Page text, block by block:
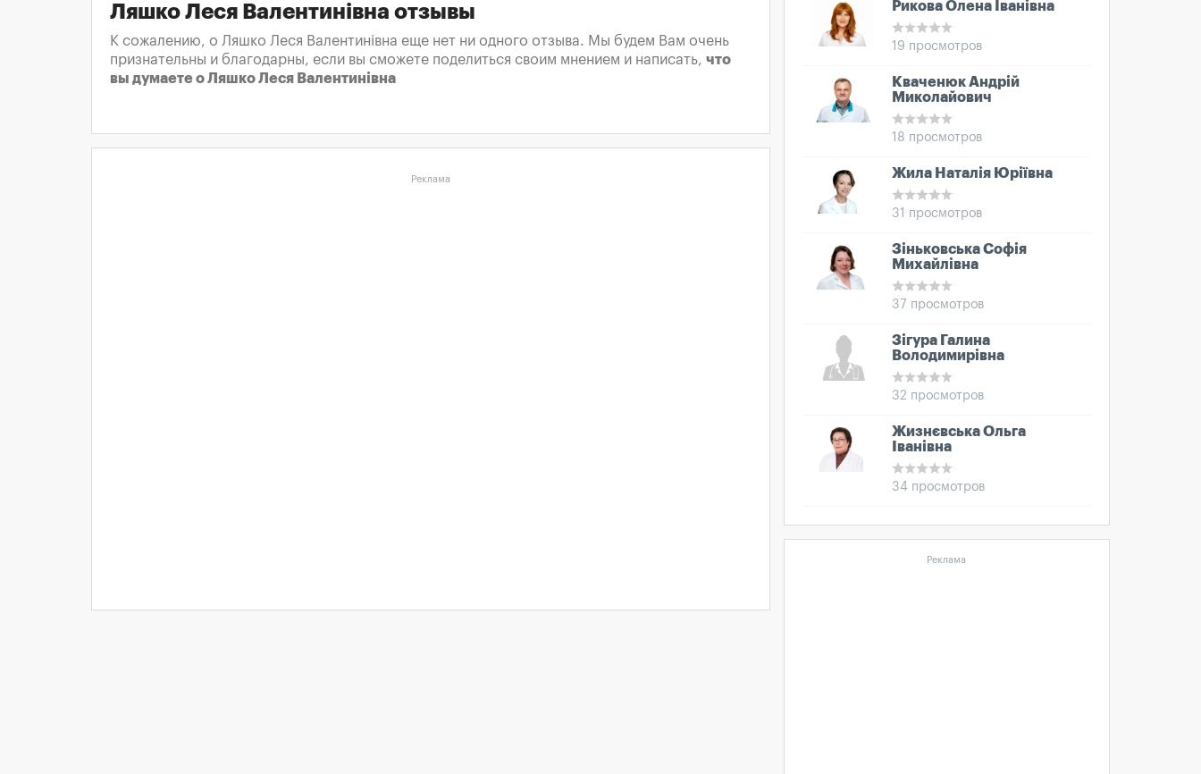
Ляшко Леся Валентинівна отзывы
К сожалению, о Ляшко Леся Валентинівна еще нет ни одного отзыва. Мы будем Вам очень
признательны и благодарны, если вы сможете поделиться своим мнением и написать, что
вы думаете о Ляшко Леся Валентинівна
Реклама
Рикова Олена Іванівна
19 просмотров
Кваченюк Андрій
Миколайович
18 просмотров
Жила Наталія Юріївна
31 просмотров
Зіньковська Софія
Михайлівна
37 просмотров
Зігура Галина
Володимирівна
32 просмотров
Жизнєвська Ольга
Іванівна
34 просмотров
Реклама